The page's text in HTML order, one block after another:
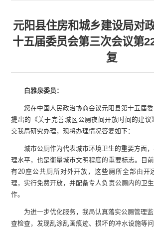
元阳县住房和城乡建设局对
十五届委员会第三次会议第
复
白雅泉委员：
您在中国人民政治协商会议元阳县第十五届
提出的《关于完善城区公厕夜间开放时间的建议
交我局研究办理，现将办理情况答复如下：
城市公厕作为代表城市环境卫生的重要方面
理水平，也是衡量城市文明程度的重要标志。目
有20座公共厕所对外开放，这些厕所全部由开
理，实行免费开放，并配备专人负责公厕内的卫
作。
为进一步优化服务，我局认真落实公厕管理监
查检查，发现乱涂乱画痕迹、损坏的冲水设施等